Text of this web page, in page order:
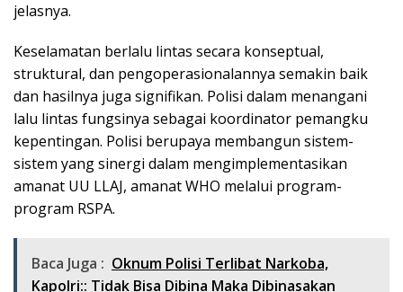
jelasnya.
Keselamatan berlalu lintas secara konseptual,
struktural, dan pengoperasionalannya semakin baik
dan hasilnya juga signifikan. Polisi dalam menangani
lalu lintas fungsinya sebagai koordinator pemangku
kepentingan. Polisi berupaya membangun sistem-
sistem yang sinergi dalam mengimplementasikan
amanat UU LLAJ, amanat WHO melalui program-
program RSPA.
Baca Juga : Oknum Polisi Terlibat Narkoba,
Kapolri:: Tidak Bisa Dibina Maka Dibinasakan